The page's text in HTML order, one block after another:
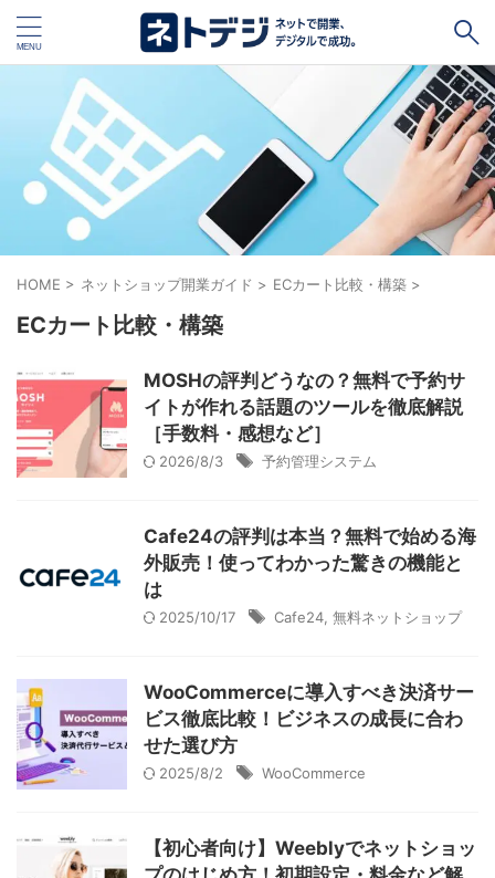
キャッシュレス STORES
ネットショップ開設１vs１ 無料ネットショップ
予約管理システム Shopify Air ビジネスツールズ
ペライチ キャッシュレス決済端末１vs１
POSレジ スマレジ カラーミーショップ Wix
楽天ペイ stera pack WordPress
ハンドメイド販売 ホームページ作成サービス１vs１
makeshop 無料ビジネスツール
イージーマイショップ ネットショップ開業準備 越境EC
HOME > ネットショップ開業ガイド > ECカート比較・構築 >
ECカート比較・構築
MOSHの評判どうなの？無料で予約サ
イトが作れる話題のツールを徹底解説
［手数料・感想など］
2026/8/3 予約管理システム
Cafe24の評判は本当？無料で始める海
外販売！使ってわかった驚きの機能と
は
2025/10/17 Cafe24 無料ネットショップ
WooCommerceに導入すべき決済サー
ビス徹底比較！ビジネスの成長に合わ
せた選び方
2025/8/2 WooCommerce
【初心者向け】Weeblyでネットショッ